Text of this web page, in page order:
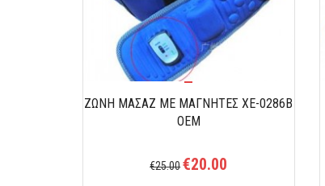
ΖΩΝΗ ΜΑΣΑΖ ΜΕ ΜΑΓΝΗΤΕΣ XE-0286B
ΟΕΜ
€25.00€20.00